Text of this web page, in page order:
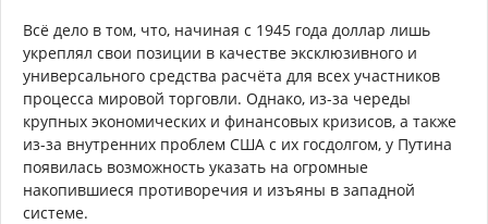
Всё дело в том, что, начиная с 1945 года доллар лишь
укреплял свои позиции в качестве эксклюзивного и
универсального средства расчёта для всех участников
процесса мировой торговли. Однако, из-за череды
крупных экономических и финансовых кризисов, а также
из-за внутренних проблем США с их госдолгом, у Путина
появилась возможность указать на огромные
накопившиеся противоречия и изъяны в западной
системе.